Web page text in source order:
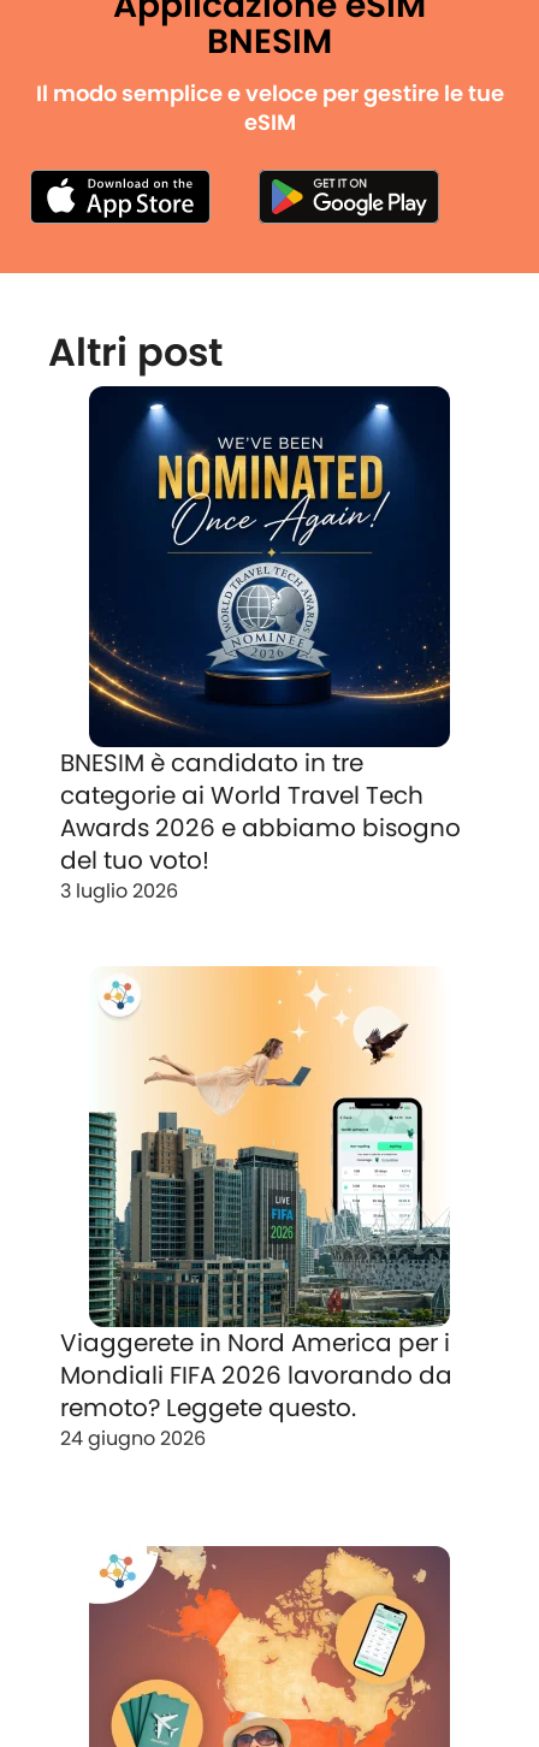
BNESIM
Il modo semplice e veloce per gestire le tue
eSIM
Altri post
BNESIM è candidato in tre
categorie ai World Travel Tech
Awards 2026 e abbiamo bisogno
del tuo voto!
3 luglio 2026
Viaggerete in Nord America per i
Mondiali FIFA 2026 lavorando da
remoto? Leggete questo.
24 giugno 2026